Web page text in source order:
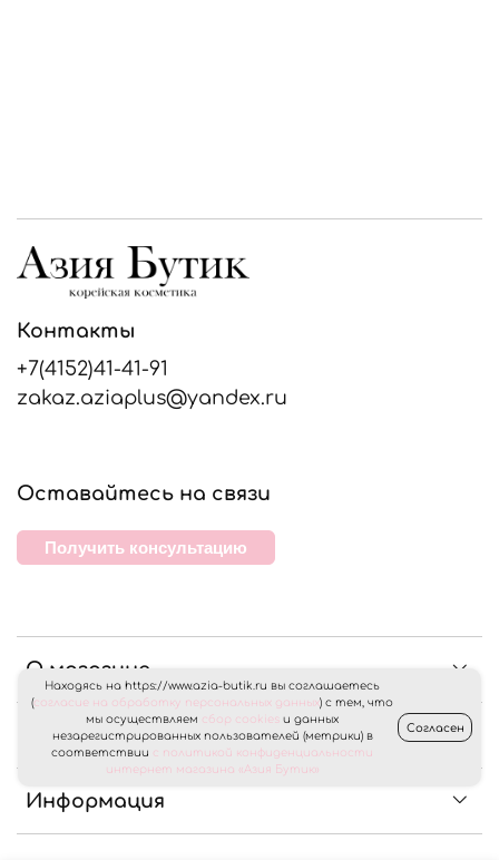
О магазине
Клиентам
Информация
Контакты
+7(4152)41-41-91
zakaz.aziaplus@yandex.ru
Оставайтесь на связи
Получить консультацию
Находясь на https://www.azia-butik.ru вы соглашаетесь
(согласие на обработку персональных данных) с тем, что
мы осуществляем сбор cookies и данных
незарегистрированных пользователей (метрики) в
соответствии с политикой конфиденциальности
интернет магазина «Азия Бутик»
Согласен